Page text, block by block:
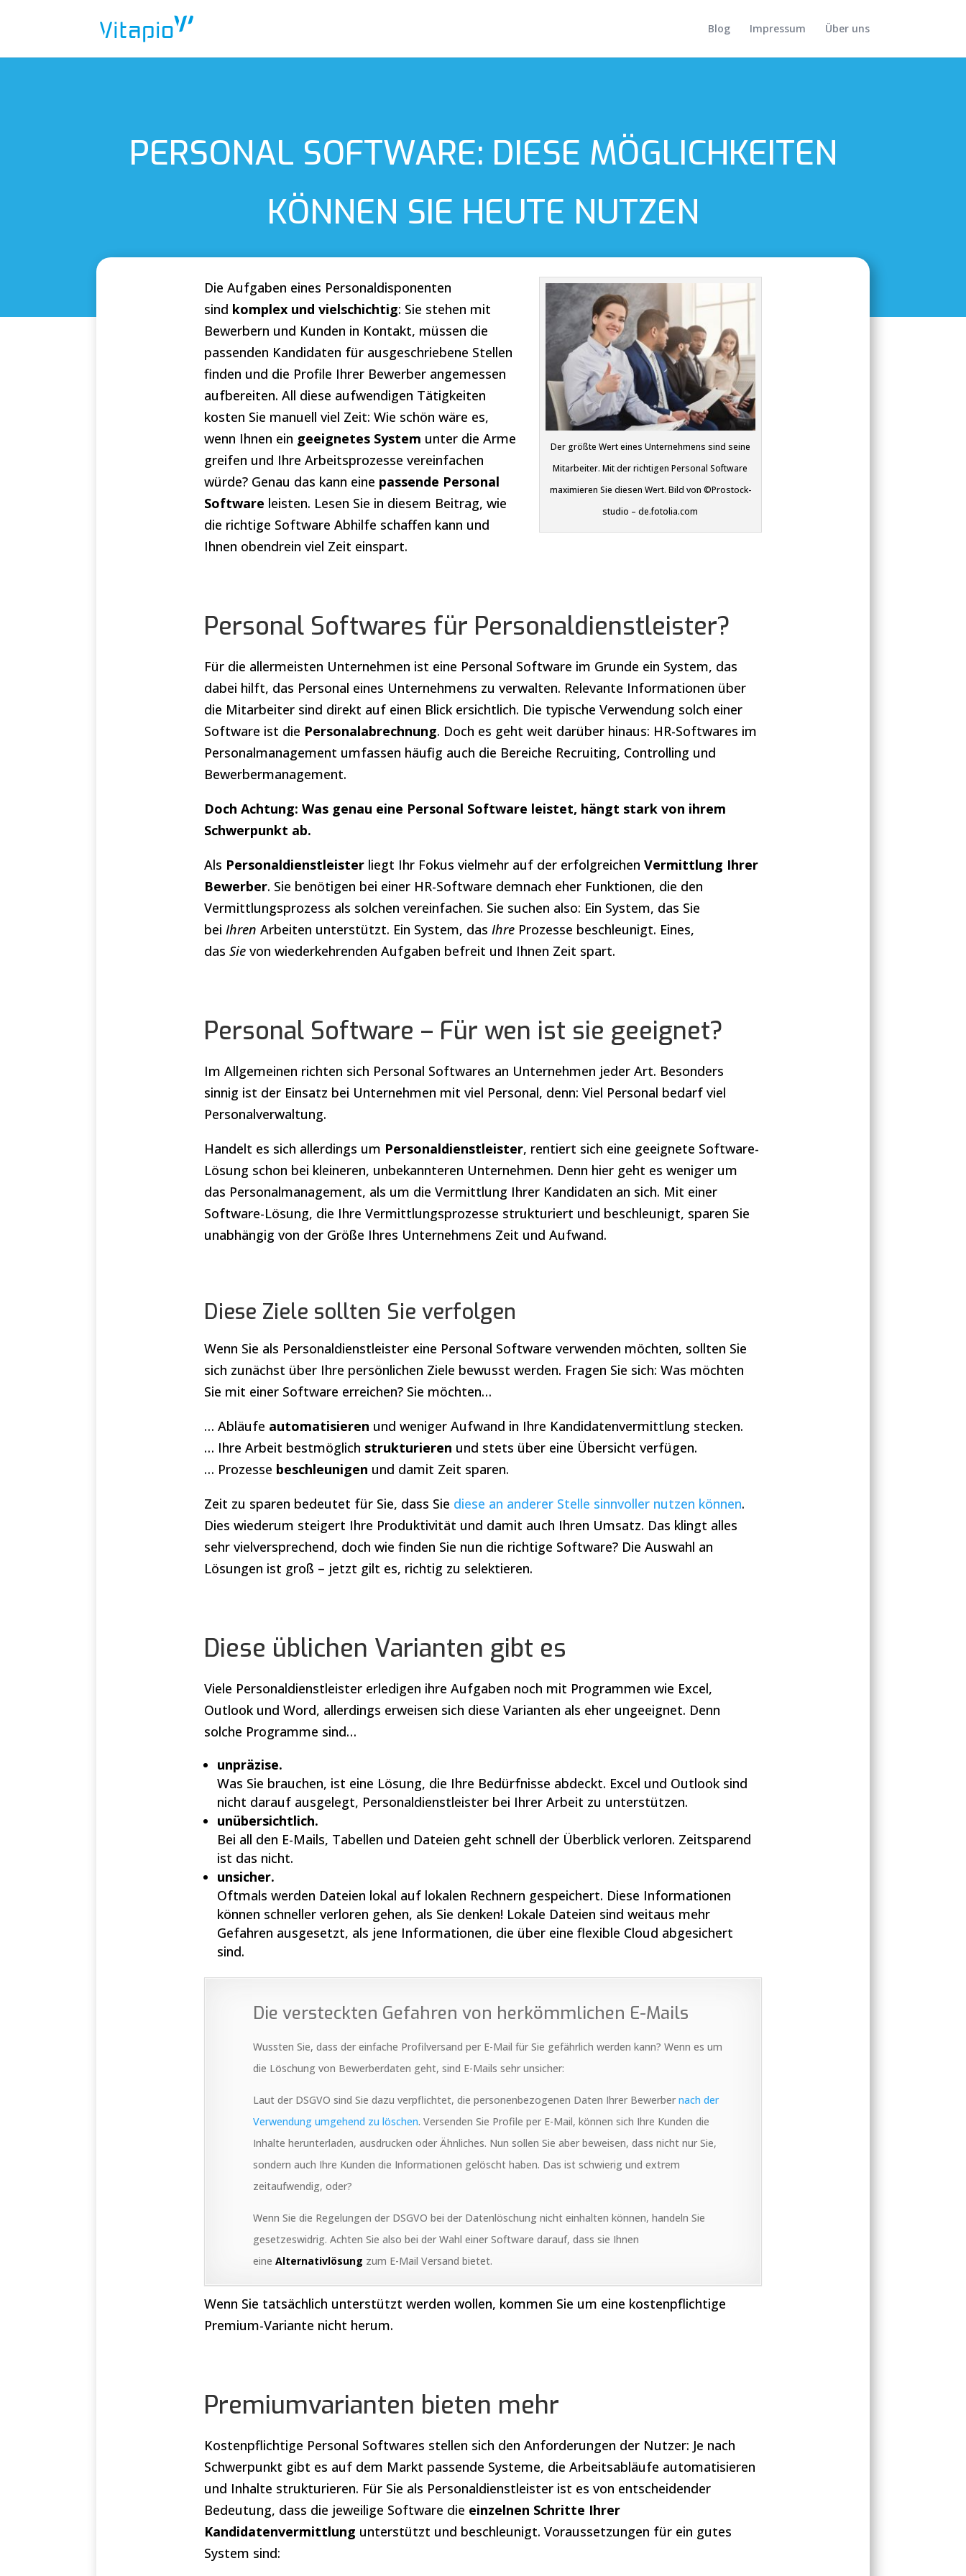
Blog Impressum Über uns
PERSONAL SOFTWARE: DIESE MÖGLICHKEITEN
KÖNNEN SIE HEUTE NUTZEN
Der größte Wert eines Unternehmens sind seine
Mitarbeiter. Mit der richtigen Personal Software
maximieren Sie diesen Wert. Bild von ©Prostock-
studio – de.fotolia.com
Die Aufgaben eines Personaldisponenten
sind komplex und vielschichtig: Sie stehen mit
Bewerbern und Kunden in Kontakt, müssen die
passenden Kandidaten für ausgeschriebene Stellen
finden und die Profile Ihrer Bewerber angemessen
aufbereiten. All diese aufwendigen Tätigkeiten
kosten Sie manuell viel Zeit: Wie schön wäre es,
wenn Ihnen ein geeignetes System unter die Arme
greifen und Ihre Arbeitsprozesse vereinfachen
würde? Genau das kann eine passende Personal
Software leisten. Lesen Sie in diesem Beitrag, wie
die richtige Software Abhilfe schaffen kann und
Ihnen obendrein viel Zeit einspart.
Personal Softwares für Personaldienstleister?
Für die allermeisten Unternehmen ist eine Personal Software im Grunde ein System, das
dabei hilft, das Personal eines Unternehmens zu verwalten. Relevante Informationen über
die Mitarbeiter sind direkt auf einen Blick ersichtlich. Die typische Verwendung solch einer
Software ist die Personalabrechnung. Doch es geht weit darüber hinaus: HR-Softwares im
Personalmanagement umfassen häufig auch die Bereiche Recruiting, Controlling und
Bewerbermanagement.
Doch Achtung: Was genau eine Personal Software leistet, hängt stark von ihrem
Schwerpunkt ab.
Als Personaldienstleister liegt Ihr Fokus vielmehr auf der erfolgreichenVermittlung Ihrer
Bewerber. Sie benötigen bei einer HR-Software demnach eher Funktionen, die den
Vermittlungsprozess als solchen vereinfachen. Sie suchen also: Ein System, das Sie
beiIhren Arbeiten unterstützt. Ein System, dasIhre Prozesse beschleunigt. Eines,
dasSie von wiederkehrenden Aufgaben befreit und Ihnen Zeit spart.
Personal Software – Für wen ist sie geeignet?
Im Allgemeinen richten sich Personal Softwares an Unternehmen jeder Art. Besonders
sinnig ist der Einsatz bei Unternehmen mit viel Personal, denn: Viel Personal bedarf viel
Personalverwaltung.
Handelt es sich allerdings um Personaldienstleister, rentiert sich eine geeignete Software-
Lösung schon bei kleineren, unbekannteren Unternehmen. Denn hier geht es weniger um
das Personalmanagement, als um die Vermittlung Ihrer Kandidaten an sich. Mit einer
Software-Lösung, die Ihre Vermittlungsprozesse strukturiert und beschleunigt, sparen Sie
unabhängig von der Größe Ihres Unternehmens Zeit und Aufwand.
Diese Ziele sollten Sie verfolgen
Wenn Sie als Personaldienstleister eine Personal Software verwenden möchten, sollten Sie
sich zunächst über Ihre persönlichen Ziele bewusst werden. Fragen Sie sich: Was möchten
Sie mit einer Software erreichen? Sie möchten…
… Abläufe automatisieren und weniger Aufwand in Ihre Kandidatenvermittlung stecken.
… Ihre Arbeit bestmöglich strukturieren und stets über eine Übersicht verfügen.
… Prozesse beschleunigen und damit Zeit sparen.
Zeit zu sparen bedeutet für Sie, dass Sie diese an anderer Stelle sinnvoller nutzen können.
Dies wiederum steigert Ihre Produktivität und damit auch Ihren Umsatz. Das klingt alles
sehr vielversprechend, doch wie finden Sie nun die richtige Software? Die Auswahl an
Lösungen ist groß – jetzt gilt es, richtig zu selektieren.
Diese üblichen Varianten gibt es
Viele Personaldienstleister erledigen ihre Aufgaben noch mit Programmen wie Excel,
Outlook und Word, allerdings erweisen sich diese Varianten als eher ungeeignet. Denn
solche Programme sind…
unpräzise.
Was Sie brauchen, ist eine Lösung, die Ihre Bedürfnisse abdeckt. Excel und Outlook sind
nicht darauf ausgelegt, Personaldienstleister bei Ihrer Arbeit zu unterstützen.
unübersichtlich.
Bei all den E-Mails, Tabellen und Dateien geht schnell der Überblick verloren. Zeitsparend
ist das nicht.
unsicher.
Oftmals werden Dateien lokal auf lokalen Rechnern gespeichert. Diese Informationen
können schneller verloren gehen, als Sie denken! Lokale Dateien sind weitaus mehr
Gefahren ausgesetzt, als jene Informationen, die über eine flexible Cloud abgesichert
sind.
Die versteckten Gefahren von herkömmlichen E-Mails
Wussten Sie, dass der einfache Profilversand per E-Mail für Sie gefährlich werden kann? Wenn es um
die Löschung von Bewerberdaten geht, sind E-Mails sehr unsicher:
Laut der DSGVO sind Sie dazu verpflichtet, die personenbezogenen Daten Ihrer Bewerbernach der
Verwendung umgehend zu löschen. Versenden Sie Profile per E-Mail, können sich Ihre Kunden die
Inhalte herunterladen, ausdrucken oder Ähnliches. Nun sollen Sie aber beweisen, dass nicht nur Sie,
sondern auch Ihre Kunden die Informationen gelöscht haben. Das ist schwierig und extrem
zeitaufwendig, oder?
Wenn Sie die Regelungen der DSGVO bei der Datenlöschung nicht einhalten können, handeln Sie
gesetzeswidrig. Achten Sie also bei der Wahl einer Software darauf, dass sie Ihnen
eineAlternativlösung zum E-Mail Versand bietet.
Wenn Sie tatsächlich unterstützt werden wollen, kommen Sie um eine kostenpflichtige
Premium-Variante nicht herum.
Premiumvarianten bieten mehr
Kostenpflichtige Personal Softwares stellen sich den Anforderungen der Nutzer: Je nach
Schwerpunkt gibt es auf dem Markt passende Systeme, die Arbeitsabläufe automatisieren
und Inhalte strukturieren. Für Sie als Personaldienstleister ist es von entscheidender
Bedeutung, dass die jeweilige Software die einzelnen Schritte Ihrer
Kandidatenvermittlung unterstützt und beschleunigt. Voraussetzungen für ein gutes
System sind: